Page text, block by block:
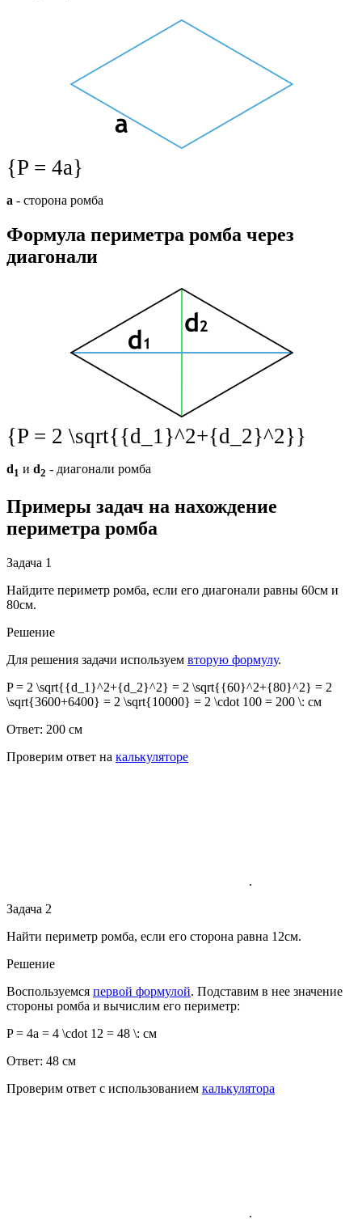
{P = 4a}
a - сторона ромба
Формула периметра ромба через
диагонали
{P = 2 \sqrt{{d_1}^2+{d_2}^2}}
d1 и d2 - диагонали ромба
Примеры задач на нахождение
периметра ромба
Задача 1
Найдите периметр ромба, если его диагонали равны 60см и
80см.
Решение
Для решения задачи используем вторую формулу.
P = 2 \sqrt{{d_1}^2+{d_2}^2} = 2 \sqrt{{60}^2+{80}^2} = 2
\sqrt{3600+6400} = 2 \sqrt{10000} = 2 \cdot 100 = 200 \: см
Ответ: 200 см
Проверим ответ на калькуляторе
.
Задача 2
Найти периметр ромба, если его сторона равна 12см.
Решение
Воспользуемся первой формулой. Подставим в нее значение
стороны ромба и вычислим его периметр:
P = 4a = 4 \cdot 12 = 48 \: см
Ответ: 48 см
Проверим ответ с использованием калькулятора
.